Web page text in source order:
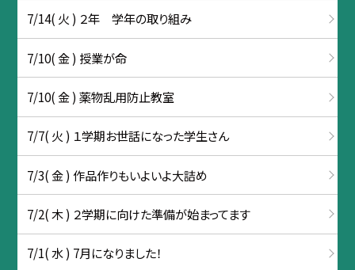
7/14( 火 ) ２年 学年の取り組み
7/10( 金 ) 授業が命
7/10( 金 ) 薬物乱用防止教室
7/7( 火 ) １学期お世話になった学生さん
7/3( 金 ) 作品作りもいよいよ大詰め
7/2( 木 ) ２学期に向けた準備が始まってます
7/1( 水 ) 7月になりました！